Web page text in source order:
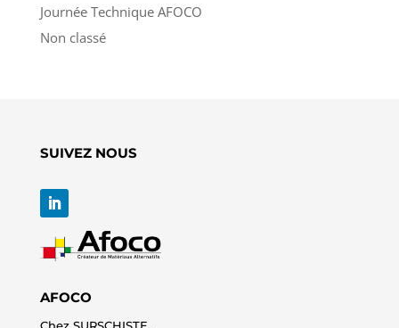
Journée Technique AFOCO
Non classé
SUIVEZ NOUS
AFOCO
Chez SURSCHISTE,